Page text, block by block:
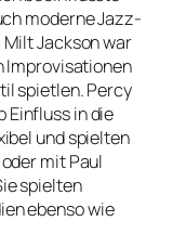
moderne Jazz-
Milt Jackson war
Improvisationen
spietlen. Percy
Einfluss in die
und spielten
mit Paul
spielten
ebenso wie